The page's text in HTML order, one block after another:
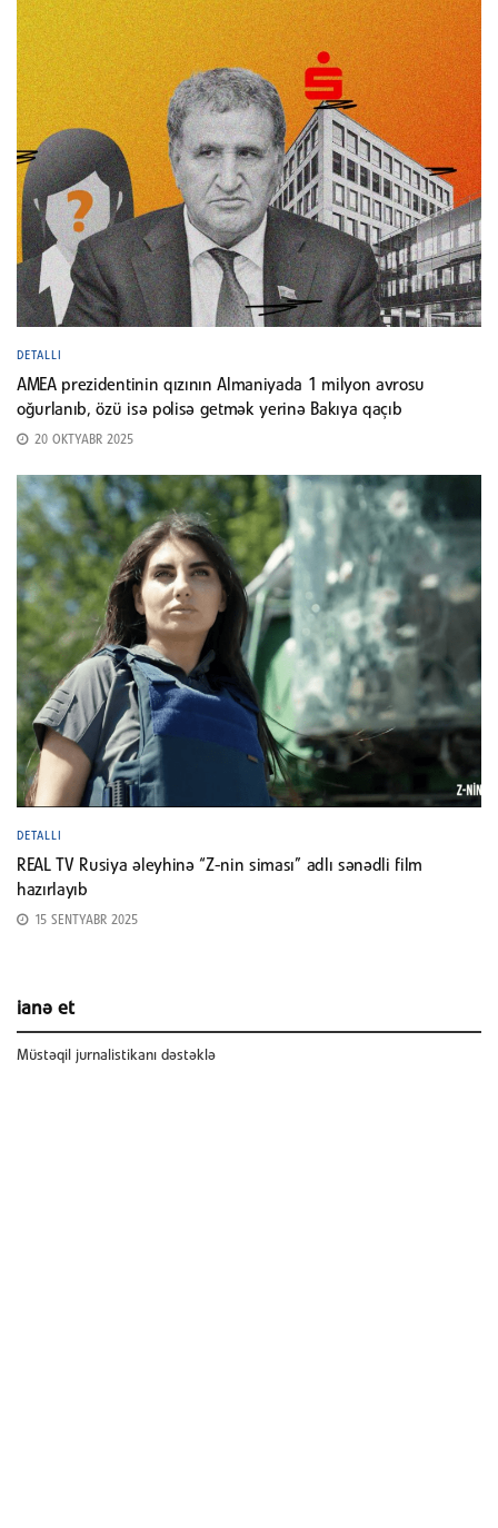
DETALLI
AMEA prezidentinin qızının Almaniyada 1 milyon avrosu
oğurlanıb, özü isə polisə getmək yerinə Bakıya qaçıb
20 OKTYABR 2025
DETALLI
REAL TV Rusiya əleyhinə “Z-nin siması” adlı sənədli film
hazırlayıb
15 SENTYABR 2025
ianə et
Müstəqil jurnalistikanı dəstəklə